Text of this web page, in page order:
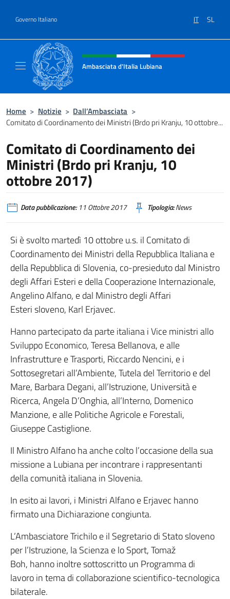
Governo Italiano IT SL
Intestazione sito, social e menù
Ambasciata d'Italia Lubiana
Home > Notizie > Dall’Ambasciata >
Comitato di Coordinamento dei Ministri (Brdo pri Kranju, 10 ottobre...
Comitato di Coordinamento dei
Ministri (Brdo pri Kranju, 10
ottobre 2017)
Data pubblicazione:11 Ottobre 2017 Tipologia:News
Si è svolto martedì 10 ottobre u.s. il Comitato di
Coordinamento dei Ministri della Repubblica Italiana e
della Repubblica di Slovenia, co-presieduto dal Ministro
degli Affari Esteri e della Cooperazione Internazionale,
Angelino Alfano, e dal Ministro degli Affari
Esteri sloveno, Karl Erjavec.
Hanno partecipato da parte italiana i Vice ministri allo
Sviluppo Economico, Teresa Bellanova, e alle
Infrastrutture e Trasporti, Riccardo Nencini, e i
Sottosegretari all’Ambiente, Tutela del Territorio e del
Mare, Barbara Degani, all’Istruzione, Università e
Ricerca, Angela D’Onghia, all’Interno, Domenico
Manzione, e alle Politiche Agricole e Forestali,
Giuseppe Castiglione.
Il Ministro Alfano ha anche colto l’occasione della sua
missione a Lubiana per incontrare i rappresentanti
della comunità italiana in Slovenia.
In esito ai lavori, i Ministri Alfano e Erjavec hanno
firmato una Dichiarazione congiunta.
L’Ambasciatore Trichilo e il Segretario di Stato sloveno
per l’Istruzione, la Scienza e lo Sport, Tomaž
Boh, hanno inoltre sottoscritto un Programma di
lavoro in tema di collaborazione scientifico-tecnologica
bilaterale.